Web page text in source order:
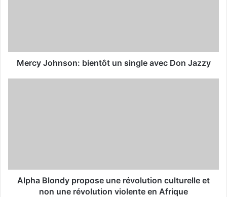
Mercy Johnson: bientôt un single avec Don Jazzy
Alpha Blondy propose une révolution culturelle et
non une révolution violente en Afrique